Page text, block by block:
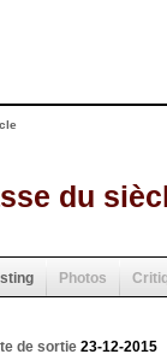
du
Photos
de sortie 23-12-2015